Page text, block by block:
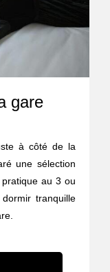
gare
à côté de la
une sélection
au 3 ou
tranquille